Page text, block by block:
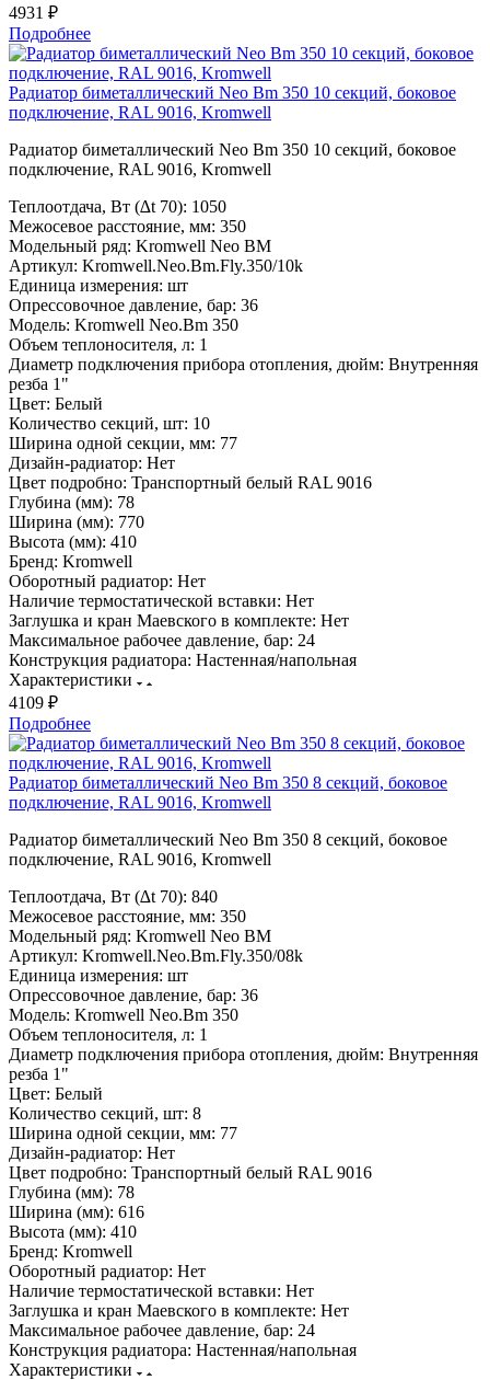
4931 ₽
Подробнее
Радиатор биметаллический Neo Bm 350 10 секций, боковое
подключение, RAL 9016, Kromwell
Радиатор биметаллический Neo Bm 350 10 секций, боковое
подключение, RAL 9016, Kromwell
Теплоотдача, Вт (∆t 70): 1050
Межосевое расстояние, мм: 350
Модельный ряд: Kromwell Neo BM
Артикул: Kromwell.Neo.Bm.Fly.350/10k
Единица измерения: шт
Опрессовочное давление, бар: 36
Модель: Kromwell Neo.Bm 350
Объем теплоносителя, л: 1
Диаметр подключения прибора отопления, дюйм: Внутренняя
резба 1"
Цвет: Белый
Количество секций, шт: 10
Ширина одной секции, мм: 77
Дизайн-радиатор: Нет
Цвет подробно: Транспортный белый RAL 9016
Глубина (мм): 78
Ширина (мм): 770
Высота (мм): 410
Бренд: Kromwell
Оборотный радиатор: Нет
Наличие термостатической вставки: Нет
Заглушка и кран Маевского в комплекте: Нет
Максимальное рабочее давление, бар: 24
Конструкция радиатора: Настенная/напольная
Характеристики
4109 ₽
Подробнее
Радиатор биметаллический Neo Bm 350 8 секций, боковое
подключение, RAL 9016, Kromwell
Радиатор биметаллический Neo Bm 350 8 секций, боковое
подключение, RAL 9016, Kromwell
Теплоотдача, Вт (∆t 70): 840
Межосевое расстояние, мм: 350
Модельный ряд: Kromwell Neo BM
Артикул: Kromwell.Neo.Bm.Fly.350/08k
Единица измерения: шт
Опрессовочное давление, бар: 36
Модель: Kromwell Neo.Bm 350
Объем теплоносителя, л: 1
Диаметр подключения прибора отопления, дюйм: Внутренняя
резба 1"
Цвет: Белый
Количество секций, шт: 8
Ширина одной секции, мм: 77
Дизайн-радиатор: Нет
Цвет подробно: Транспортный белый RAL 9016
Глубина (мм): 78
Ширина (мм): 616
Высота (мм): 410
Бренд: Kromwell
Оборотный радиатор: Нет
Наличие термостатической вставки: Нет
Заглушка и кран Маевского в комплекте: Нет
Максимальное рабочее давление, бар: 24
Конструкция радиатора: Настенная/напольная
Характеристики